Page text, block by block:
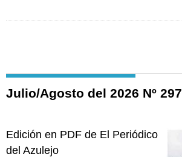
Julio/Agosto del 2026 Nº 297
Edición en PDF de El Periódico
del Azulejo